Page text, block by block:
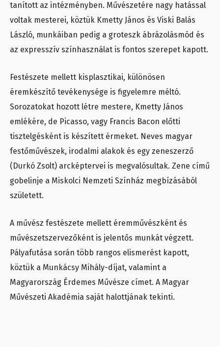
tanított az intézményben. Művészetére nagy hatással
voltak mesterei, köztük Kmetty János és Viski Balás
László, munkáiban pedig a groteszk ábrázolásmód és
az expresszív színhasználat is fontos szerepet kapott.
Festészete mellett kisplasztikai, különösen
éremkészítő tevékenysége is figyelemre méltó.
Sorozatokat hozott létre mestere, Kmetty János
emlékére, de Picasso, vagy Francis Bacon előtti
tisztelgésként is készített érmeket. Neves magyar
festőművészek, irodalmi alakok és egy zeneszerző
(Durkó Zsolt) arcképtervei is megvalósultak. Zene című
gobelinje a Miskolci Nemzeti Színház megbízásából
született.
A művész festészete mellett éremművészként és
művészetszervezőként is jelentős munkát végzett.
Pályafutása során több rangos elismerést kapott,
köztük a Munkácsy Mihály-díjat, valamint a
Magyarország Érdemes Művésze címet. A Magyar
Művészeti Akadémia saját halottjának tekinti.